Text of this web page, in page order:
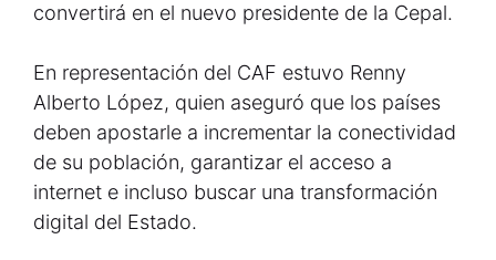
convertirá en el nuevo presidente de la Cepal.
En representación del CAF estuvo Renny
Alberto López, quien aseguró que los países
deben apostarle a incrementar la conectividad
de su población, garantizar el acceso a
internet e incluso buscar una transformación
digital del Estado.